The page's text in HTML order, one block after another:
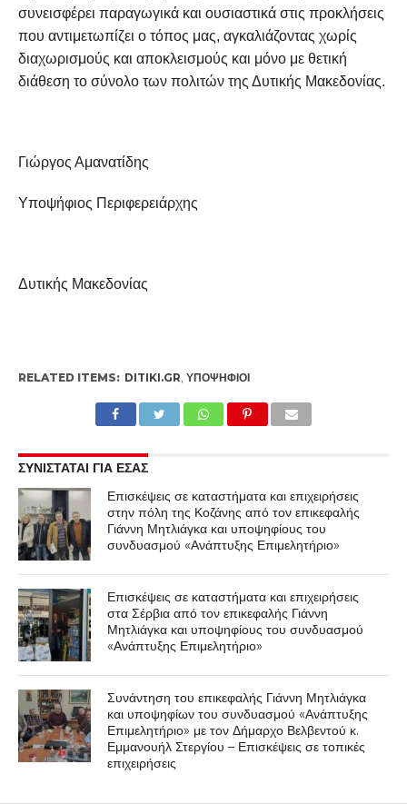
συνεισφέρει παραγωγικά και ουσιαστικά στις προκλήσεις
που αντιμετωπίζει ο τόπος μας, αγκαλιάζοντας χωρίς
διαχωρισμούς και αποκλεισμούς και μόνο με θετική
διάθεση το σύνολο των πολιτών της Δυτικής Μακεδονίας.
Γιώργος Αμανατίδης
Υποψήφιος Περιφερειάρχης
Δυτικής Μακεδονίας
RELATED ITEMS: DITIKI.GR, ΥΠΟΨΉΦΙΟΙ
ΣΥΝΙΣΤΑΤΑΙ ΓΙΑ ΕΣΑΣ
Επισκέψεις σε καταστήματα και επιχειρήσεις
στην πόλη της Κοζάνης από τον επικεφαλής
Γιάννη Μητλιάγκα και υποψηφίους του
συνδυασμού «Ανάπτυξης Επιμελητήριο»
Επισκέψεις σε καταστήματα και επιχειρήσεις
στα Σέρβια από τον επικεφαλής Γιάννη
Μητλιάγκα και υποψηφίους του συνδυασμού
«Ανάπτυξης Επιμελητήριο»
Συνάντηση του επικεφαλής Γιάννη Μητλιάγκα
και υποψηφίων του συνδυασμού «Ανάπτυξης
Επιμελητήριο» με τον Δήμαρχο Βελβεντού κ.
Εμμανουήλ Στεργίου – Επισκέψεις σε τοπικές
επιχειρήσεις